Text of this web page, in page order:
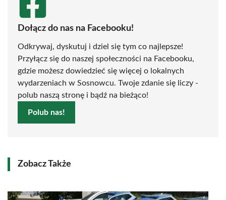
Dołącz do nas na Facebooku!
Odkrywaj, dyskutuj i dziel się tym co najlepsze!
Przyłącz się do naszej społeczności na Facebooku,
gdzie możesz dowiedzieć się więcej o lokalnych
wydarzeniach w Sosnowcu. Twoje zdanie się liczy -
polub naszą stronę i bądź na bieżąco!
Polub nas!
Zobacz Także